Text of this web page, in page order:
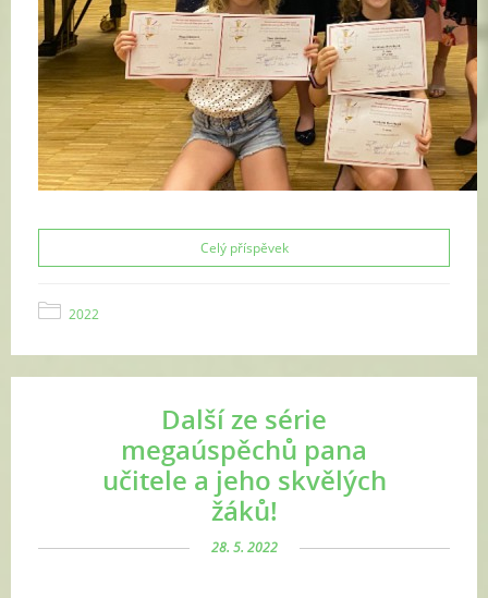
Celý příspěvek
2022
Další ze série
megaúspěchů pana
učitele a jeho skvělých
žáků!
28. 5. 2022